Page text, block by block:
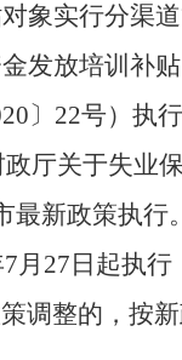
象实行分渠
发放培训补
〕 22号）执
政厅关于失业
最新政策执行
7月 27 日起执
调整的，按